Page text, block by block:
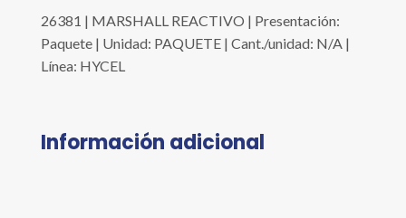
26381 | MARSHALL REACTIVO | Presentación:
Paquete | Unidad: PAQUETE | Cant./unidad: N/A |
Línea: HYCEL
Información adicional